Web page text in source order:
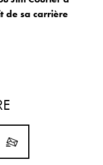
de sa carrière